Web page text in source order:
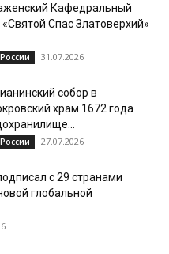
Кафедральный
Спас Златоверхий»
31.07.2026
собор в
храм 1672 года
27.07.2026
с 29 странами
глобальной